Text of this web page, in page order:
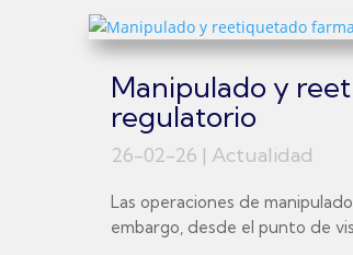
Manipulado y
regulatorio
26-02-26 | Actualidad
Las operaciones de
embargo, desde el punto de